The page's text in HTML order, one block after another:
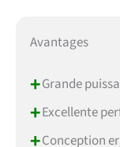
Avantages
+Grande
+Excellente
Conception